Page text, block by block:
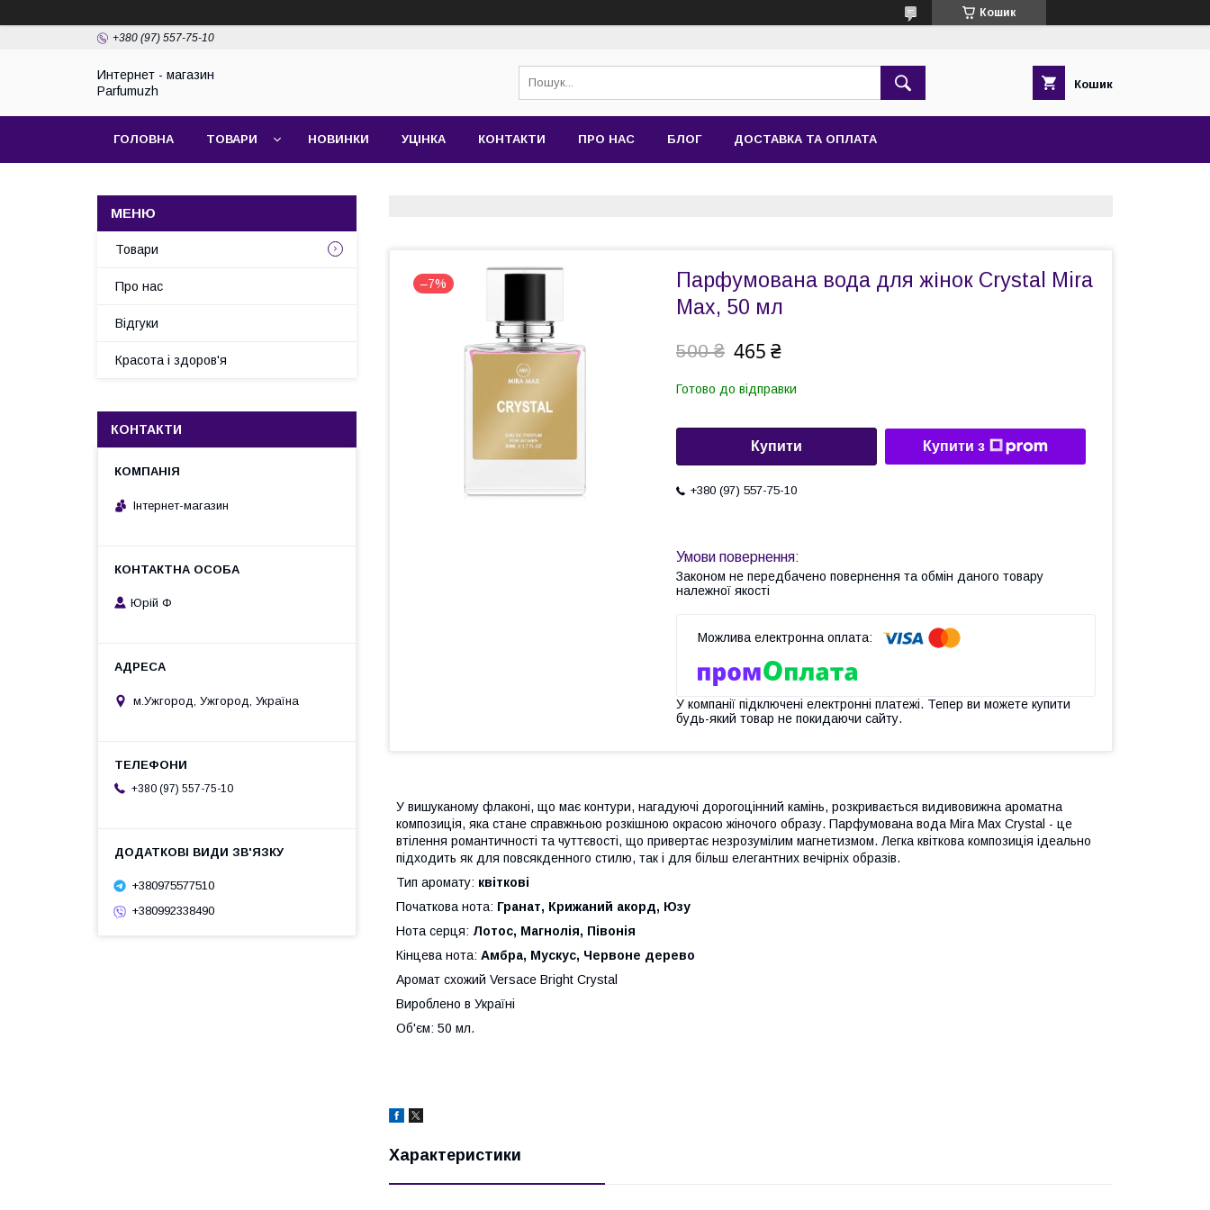
Кошик
+380 (97) 557-75-10
Интернет - магазин
Parfumuzh
Кошик
ГОЛОВНА ТОВАРИ НОВИНКИ УЦІНКА КОНТАКТИ ПРО НАС БЛОГ ДОСТАВКА ТА ОПЛАТА
–7%
Парфумована вода для жінок Crystal Mira
Max, 50 мл
500 ₴ 465 ₴
Готово до відправки
Купити Купити з
+380 (97) 557-75-10
Законом не передбачено повернення та обмін даного товару
належної якості
У компанії підключені електронні платежі. Тепер ви можете купити
будь-який товар не покидаючи сайту.
У вишуканому флаконі, що має контури, нагадуючі дорогоцінний камінь, розкривається видивовижна ароматна
композиція, яка стане справжньою розкішною окрасою жіночого образу. Парфумована вода Mira Max Crystal - це
втілення романтичності та чуттєвості, що привертає незрозумілим магнетизмом. Легка квіткова композиція ідеально
підходить як для повсякденного стилю, так і для більш елегантних вечірніх образів.
Тип аромату: квіткові
Початкова нота: Гранат, Крижаний акорд, Юзу
Нота серця: Лотос, Магнолія, Півонія
Кінцева нота: Амбра, Мускус, Червоне дерево
Аромат схожий Versace Bright Crystal
Вироблено в Україні
Об'єм: 50 мл.
Характеристики
Товари
Про нас
Відгуки
Красота і здоров'я
КОНТАКТИ
Інтернет-магазин
Юрій Ф
м.Ужгород, Ужгород, Україна
+380 (97) 557-75-10
+380975577510
+380992338490